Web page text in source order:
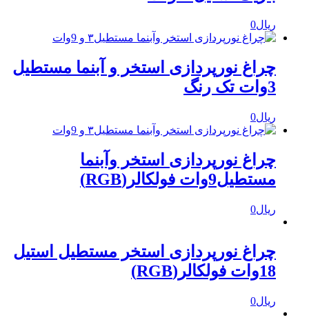
ریال0
چراغ نورپردازی استخر و آبنما مستطیل
3وات تک رنگ
ریال0
چراغ نورپردازی استخر وآبنما
مستطیل9وات فولکالر(RGB)
ریال0
چراغ نورپردازی استخر مستطیل استیل
18وات فولکالر(RGB)
ریال0